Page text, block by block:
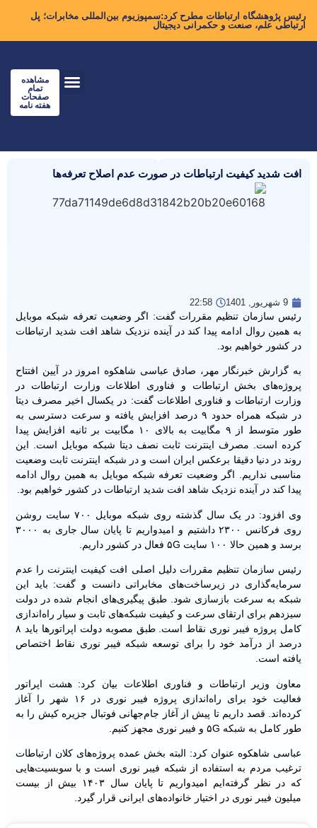
رئیس پژوهشگاه ارتباطات مطرح کرد:سمپوزیوم بین‌المللی مخابرات؛ پل
ارتباطی علم، صنعت و حکمرانی دیجیتال
مشاهده
تمام
صفحات
هفته نامه
افت شدید کیفیت ارتباطات در صورت عدم اصلاح تعرفه‌ها
9 شهریور, 1401 22:58
رئیس سازمان تنظیم مقررات گفت: اگر وضعیت تعرفه شبکه موبایل
به همین روال ادامه پیدا کند در آینده نزدیک شاهد افت شدید ارتباطات
در کشور خواهیم بود.
به گزارش خبرنگار مهر، صادق عباسی شاهکوه امروز در آیین افتتاح
پروژه‌های بخش ارتباطات و فناوری اطلاعات وزارت ارتباطات در
وزارت ارتباطات و فناوری اطلاعات گفت: در یکسال اخیر مصرف دیتا
در شبکه همراه حدود ۹ درصد افزایش یافته و سرعت دسترسی به
طور متوسط از ۹ مگابیت به بالای ۱۰ مگابیت بر ثانیه افزایش پیدا
کرده است. مصرف اینترنت ثابت نصف دیتا شبکه موبایل است. این
روند در دنیا دقیقا برعکس ایران است و در شبکه اینترنت ثابت وضعیت
مناسبی نداریم. اگر وضعیت تعرفه شبکه موبایل به همین روال ادامه
پیدا کند در آینده نزدیک شاهد افت شدید ارتباطات در کشور خواهیم بود.
وی افزود: در یک سال گذشته روی شبکه موبایل ۷۰۰ سایت روشن
روی فرکانس ۲۳۰۰ داشتیم و امیدواریم تا پایان سال جاری به ۳۰۰۰
برسد و همین حالا ۱۰۰ سایت ۵G فعال در کشور داریم.
رئیس سازمان تنظیم مقررات دلیل اصلی افت کیفیت اینترنت را عدم
سرمایه‌گذاری در زیرساخت‌های مخابراتی دانست و گفت: باید این
شبکه به سرعت بازسازی شود. طبق پیگیری‌های انجام شده در دولت
سیزدهم برای ارتقای سرعت و کیفیت شبکه‌های ثابت و سیار راه‌اندازی
کامل پروژه فیبر نوری نقاط است. طبق مصوبه دولت اپراتورها باید ۸
درصد از درآمد خود را برای توسعه شبکه فیبر نوری نقاط اختصاص
یافته است.
معاون وزیر ارتباطات و فناوری اطلاعات بیان کرد: هشت اپراتور
فعالیت خود برای راه‌اندازی پروژه فیبر نوری در ۱۶ شهر را آغاز
کرده‌اند. قصد داریم تا پیش از آغاز جام‌جهانی فوتبال جزیره کیش را به
طور کامل به شبکه ۵G و فیبر نوری مجهز کنیم.
عباسی شاهکوه عنوان کرد: البته بخش عمده پروژه‌های کلان ارتباطات
ترغیب مردم به استفاده از شبکه فیبر نوری است و با سوبسیت‌هایی
که در نظر گرفته‌ایم امیدواریم تا پایان سال ۱۴۰۳ بیش از بیست
میلیون فیبر نوری در اختیار خانواده‌های ایرانی قرار گیرد.